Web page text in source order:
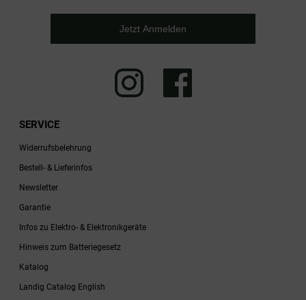
Jetzt Anmelden
SERVICE
Widerrufsbelehrung
Bestell- & Lieferinfos
Newsletter
Garantie
Infos zu Elektro- & Elektronikgeräte
Hinweis zum Batteriegesetz
Katalog
Landig Catalog English